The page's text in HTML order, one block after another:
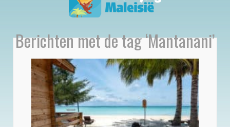
Berichten met de tag ‘Mantanani’